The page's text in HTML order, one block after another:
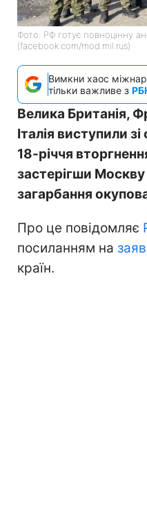
Фото: РФ готує повноцінну
(facebook.com/mod.mil.rus)
Вимкни хаос
тільки важливе з
Велика Британія,
Італія виступили
18-річчя
застерігши Москву
загарбання
Про це повідомляє
посиланням на
країн.